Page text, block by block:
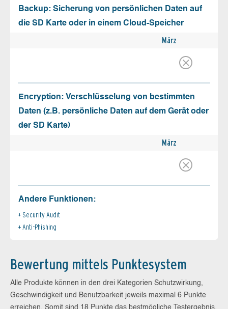
Backup: Sicherung von persönlichen Daten auf
die SD Karte oder in einem Cloud-Speicher
März
Encryption: Verschlüsselung von bestimmten
Daten (z.B. persönliche Daten auf dem Gerät oder
der SD Karte)
März
Andere Funktionen:
Security Audit
Anti-Phishing
Bewertung mittels Punktesystem
Alle Produkte können in den drei Kategorien Schutzwirkung,
Geschwindigkeit und Benutzbarkeit jeweils maximal 6 Punkte
erreichen. Somit sind 18 Punkte das bestmögliche Testergebnis.